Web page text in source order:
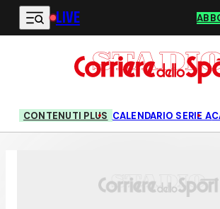
Vai al contenuto principale
LIVE
CONTENUTI PLUS CALENDARIO SERIE A